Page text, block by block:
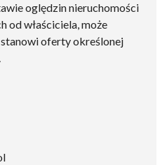
oględzin nieruchomości
od właściciela, może
oferty określonej